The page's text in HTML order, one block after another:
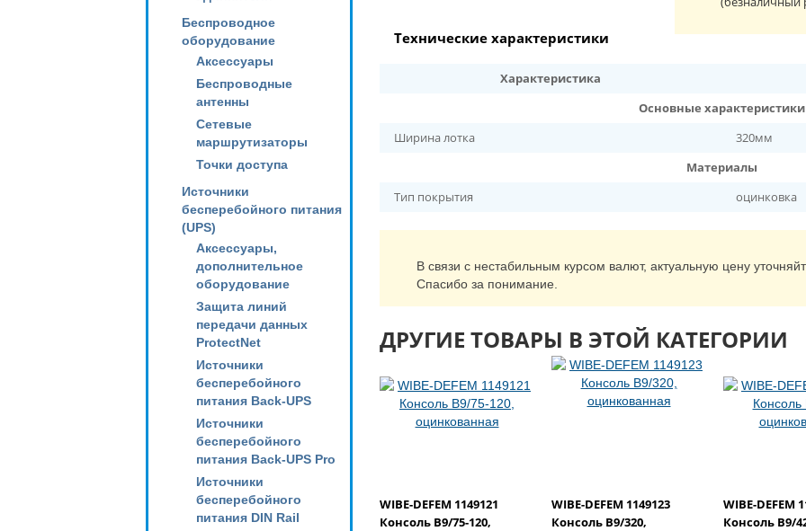
Беспроводное
оборудование
Аксессуары
Беспроводные
антенны
Сетевые
маршрутизаторы
Точки доступа
Источники
бесперебойного питания
(UPS)
Аксессуары,
дополнительное
оборудование
Защита линий
передачи данных
ProtectNet
Источники
бесперебойного
питания Back-UPS
Источники
бесперебойного
питания Back-UPS Pro
Источники
бесперебойного
питания DIN Rail
Технические характеристики
Характеристика
Основные характеристики
Ширина лотка
320мм
Материалы
Тип покрытия
оцинковка
В связи с нестабильным курсом валют, актуальную цену
Спасибо за понимание.
ДРУГИЕ ТОВАРЫ В ЭТОЙ КАТЕГОРИИ
WIBE-DEFEM 1149121
Консоль B9/75-120,
WIBE-DEFEM 1149123
Консоль B9/320,
WIBE-DEFEM
Консоль B9/